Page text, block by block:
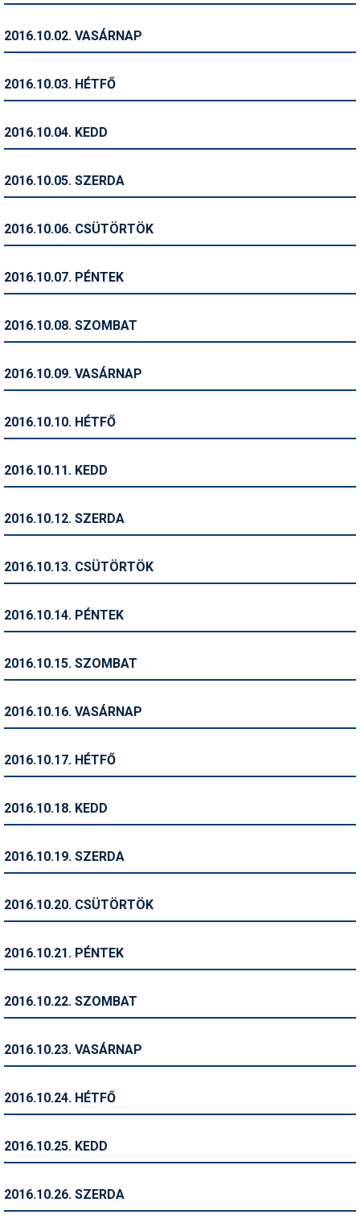
Ingatlan
Kerékpár
Magazinok
Pályázatok
Síbérletárak
Sífelszerelés
Símánia
Síszerviz
Snowboard
Szakértők
Telemark
Történelem
2016.10.02. VASÁRNAP
2016.10.03. HÉTFŐ
2016.10.04. KEDD
2016.10.05. SZERDA
2016.10.06. CSÜTÖRTÖK
2016.10.07. PÉNTEK
2016.10.08. SZOMBAT
2016.10.09. VASÁRNAP
2016.10.10. HÉTFŐ
2016.10.11. KEDD
2016.10.12. SZERDA
2016.10.13. CSÜTÖRTÖK
2016.10.14. PÉNTEK
2016.10.15. SZOMBAT
2016.10.16. VASÁRNAP
2016.10.17. HÉTFŐ
2016.10.18. KEDD
2016.10.19. SZERDA
2016.10.20. CSÜTÖRTÖK
2016.10.21. PÉNTEK
2016.10.22. SZOMBAT
2016.10.23. VASÁRNAP
2016.10.24. HÉTFŐ
2016.10.25. KEDD
2016.10.26. SZERDA